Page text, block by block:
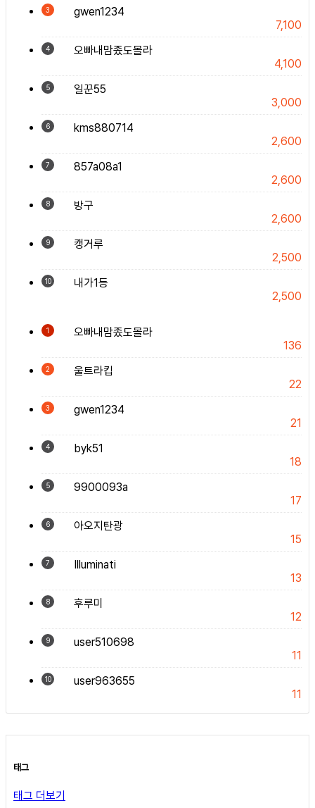
3
gwen1234
7,100
4
오빠내맘좄도몰라
4,100
5
일꾼55
3,000
6
kms880714
2,600
7
857a08a1
2,600
8
방구
2,600
9
캥거루
2,500
10
내가1등
2,500
1
오빠내맘좄도몰라
136
2
울트라킵
22
3
gwen1234
21
4
byk51
18
5
9900093a
17
6
아오지탄광
15
7
Illuminati
13
8
후루미
12
9
user510698
11
10
user963655
11
태그
태그 더보기